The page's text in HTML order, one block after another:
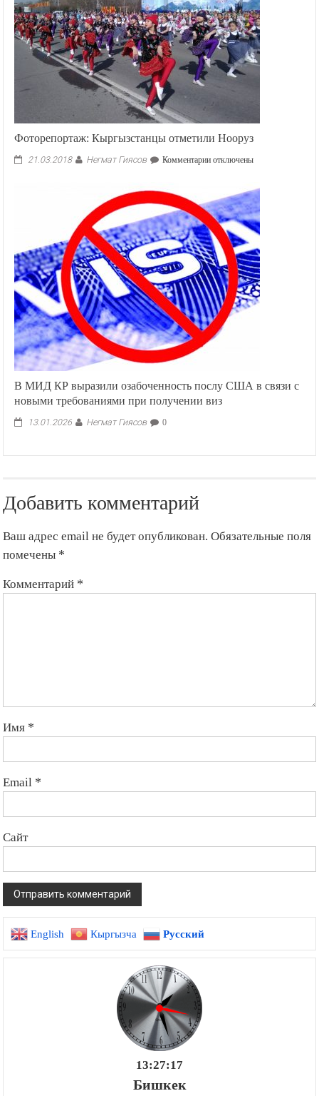
Фоторепортаж: Кыргызстанцы отметили Нооруз
21.03.2018 Негмат Гиясов Комментариик
Кыргызстанцы
отметили
Нооруз
отключены
В МИД КР выразили озабоченность послу США в связи с
новыми требованиями при получении виз
13.01.2026 Негмат Гиясов 0
Добавить комментарий
Ваш адрес email не будет опубликован. Обязательные поля
помечены *
Комментарий *
Имя *
Email *
Сайт
English Кыргызча Русский
13:27:18
Бишкек